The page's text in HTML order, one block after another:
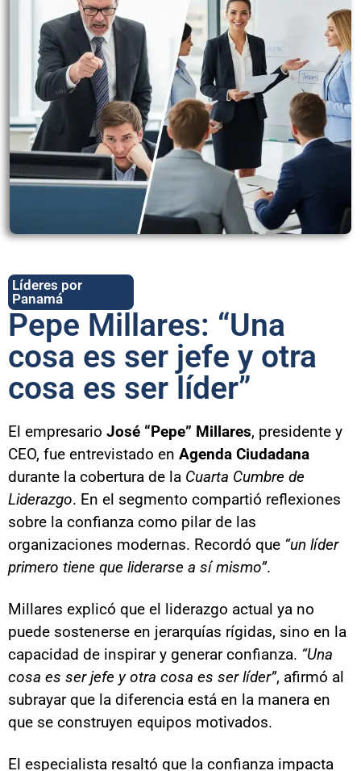
Líderes por
Panamá
Pepe Millares: “Una
cosa es ser jefe y otra
cosa es ser líder”
El empresario José “Pepe” Millares, presidente y
CEO, fue entrevistado en Agenda Ciudadana
durante la cobertura de la Cuarta Cumbre de
Liderazgo. En el segmento compartió reflexiones
sobre la confianza como pilar de las
organizaciones modernas. Recordó que “un líder
primero tiene que liderarse a sí mismo”.
Millares explicó que el liderazgo actual ya no
puede sostenerse en jerarquías rígidas, sino en la
capacidad de inspirar y generar confianza. “Una
cosa es ser jefe y otra cosa es ser líder”, afirmó al
subrayar que la diferencia está en la manera en
que se construyen equipos motivados.
El especialista resaltó que la confianza impacta